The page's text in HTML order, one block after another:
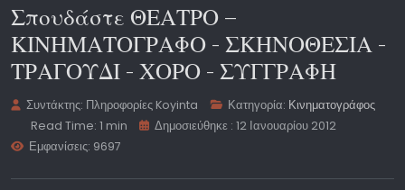
Σπουδάστε ΘΕΑΤΡΟ –
ΚΙΝΗΜΑΤΟΓΡΑΦΟ - ΣΚΗΝΟΘΕΣΙΑ -
ΤΡΑΓΟΥΔΙ - ΧΟΡΟ - ΣΥΓΓΡΑΦΗ
Συντάκτης: Πληροφορίες Koyinta Κατηγορία: Κινηματογράφος
Read Time: 1 min
Δημοσιεύθηκε : 12 Ιανουαρίου 2012
Εμφανίσεις: 9697